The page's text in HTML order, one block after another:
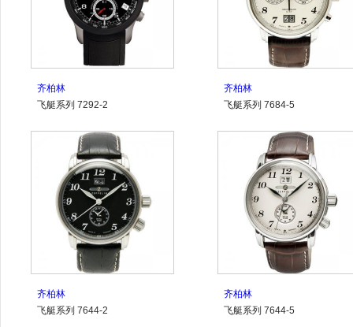
齐柏林
飞艇系列 7292-2
齐柏林
飞艇系列 7684-5
齐柏林
飞艇系列 7644-2
齐柏林
飞艇系列 7644-5